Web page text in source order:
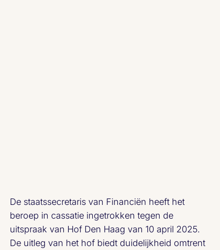
De staatssecretaris van Financiën heeft het
beroep in cassatie ingetrokken tegen de
uitspraak van Hof Den Haag van 10 april 2025.
De uitleg van het hof biedt duidelijkheid omtrent